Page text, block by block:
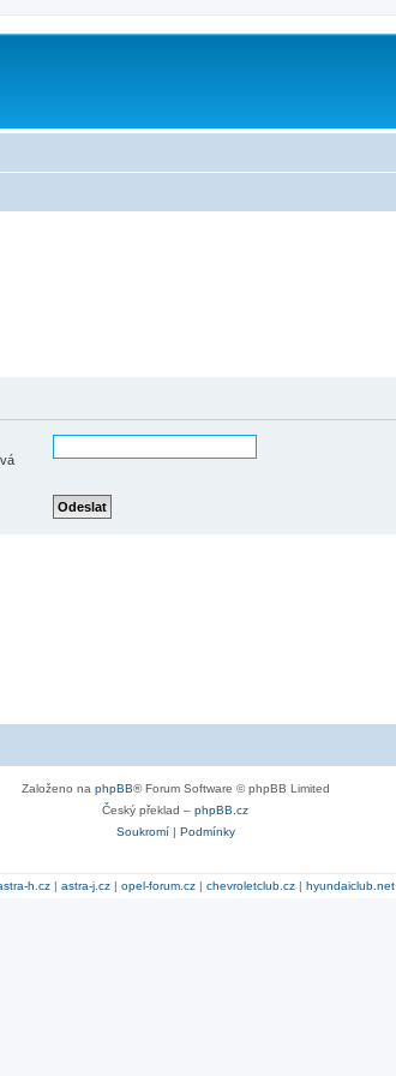
Založeno na phpBB® Forum Software © phpBB Limited
Český překlad – phpBB.cz
Soukromí| Podmínky
h.cz | astra-j.cz | opel-forum.cz | chevroletclub.cz | hyundaiclub.net